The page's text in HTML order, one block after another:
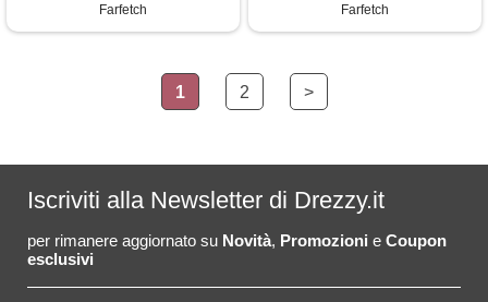
Farfetch
Farfetch
1 2 >
Iscriviti alla Newsletter di Drezzy.it
per rimanere aggiornato su Novità, Promozioni e Coupon
esclusivi